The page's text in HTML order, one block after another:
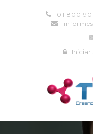
01 800
Iniciar